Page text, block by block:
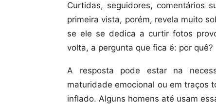
Curtidas, seguidores, comentários
primeira vista, porém, revela muito
se ele se dedica a curtir fotos
volta, a pergunta que fica é: por quê?
A resposta pode estar na
maturidade emocional ou em traços
inflado. Alguns homens até usam